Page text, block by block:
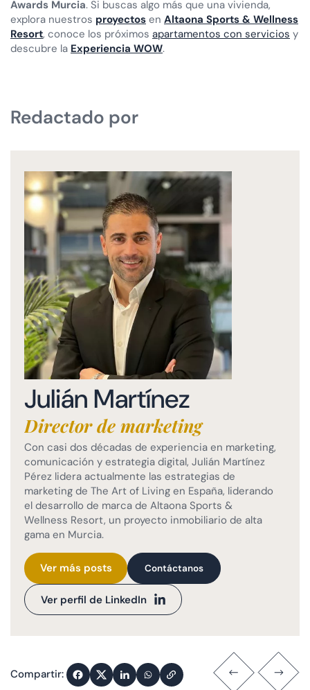
Awards Murcia. Si buscas algo más que una vivienda,
explora nuestros proyectos en Altaona Sports & Wellness
Resort, conoce los próximos apartamentos con servicios y
descubre la Experiencia WOW.
Redactado por
Julián Martínez
Director de marketing
Con casi dos décadas de experiencia en marketing,
comunicación y estrategia digital, Julián Martínez
Pérez lidera actualmente las estrategias de
marketing de The Art of Living en España, liderando
el desarrollo de marca de Altaona Sports &
Wellness Resort, un proyecto inmobiliario de alta
gama en Murcia.
Ver más posts Contáctanos
Ver perfil de LinkedIn
Compartir: